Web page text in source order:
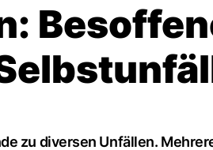
zu diversen Unfällen.